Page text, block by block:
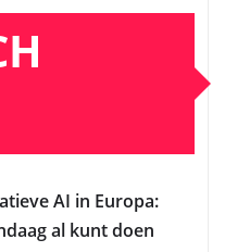
AI in Europa:
al kunt doen